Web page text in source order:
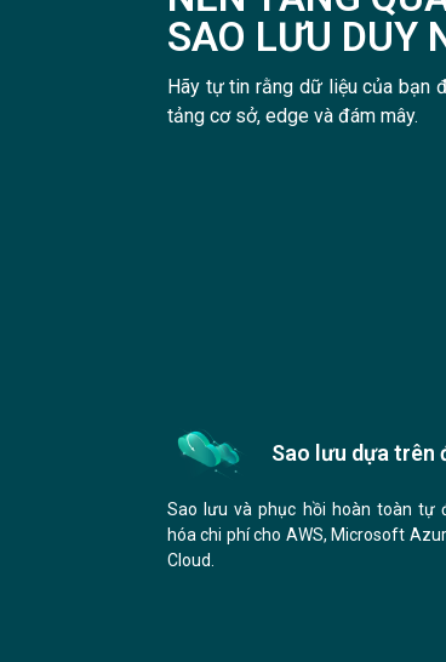
SAO LƯU DUY
Hãy tự tin rằng dữ liệu của bạn
tảng cơ sở, edge và đám mây.
Sao lưu dựa trên
Sao lưu và phục hồi hoàn toàn tự
hóa chi phí cho AWS, Microsoft
Cloud.